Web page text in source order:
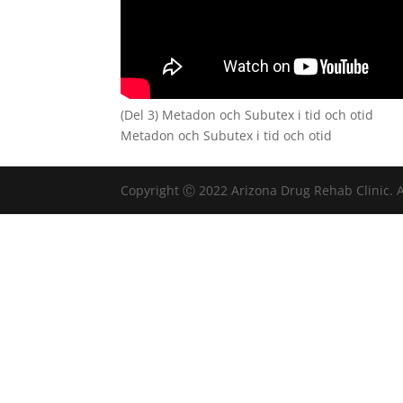
(Del 3) Metadon och Subutex i tid och otid
Metadon och Subutex i tid och otid
Copyright Ⓒ 2022 Arizona Drug Rehab Clinic.